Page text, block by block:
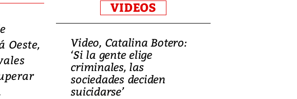
Oeste,
VIDEOS
Video, Catalina Botero:
‘Si la gente elige
criminales, las
sociedades deciden
suicidarse’